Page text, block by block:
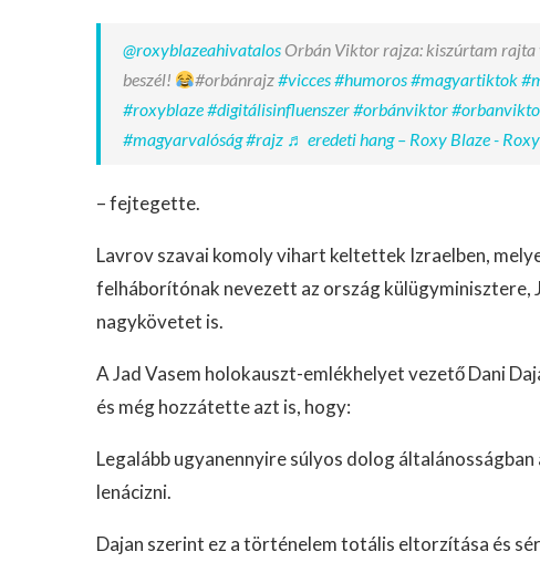
@roxyblazeahivatalos Orbán Viktor rajza: kiszúrtam
beszél!
#orbánrajz#vicces#humoros#magyartiktok
#roxyblaze#digitálisinfluenszer#orbánviktor
#magyarvalóság#rajz ♬ eredeti hang – Roxy Blaze -
– fejtegette.
Lavrov szavai komoly vihart keltettek Izraelben,
felháborítónak nevezett az ország külügyminisztere,
nagykövetet is.
A Jad Vasem holokauszt-emlékhelyet vezető Dani
és még hozzátette azt is, hogy:
Legalább ugyanennyire súlyos dolog
lenácizni.
Dajan szerint ez a történelem totális eltorzítása és